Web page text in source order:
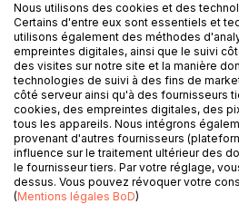
DESCRIPTION
Histoire d'une petite
Un longue thérapie
enfin à son bourreau.
Pour vaincre ses
au bout de ce
Nous utilisons des cookies et des
Certains d'entre eux sont essentiels et
utilisons également des méthodes
empreintes digitales, ainsi que le suivi
des visites sur notre site et la manière
technologies de suivi à des fins de
côté serveur ainsi qu'à des fournisseurs
cookies, des empreintes digitales, des
tous les appareils. Nous intégrons
provenant d'autres fournisseurs
influence sur le traitement ultérieur des
le fournisseur tiers. Par votre réglage,
dessus. Vous pouvez révoquer votre
(Mentions légales BoD)